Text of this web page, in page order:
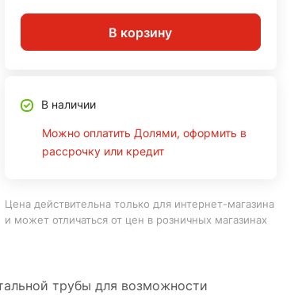
В корзину
В наличии
Можно оплатить Долями, оформить в
рассрочку или кредит
Цена действительна только для интернет-магазина
и может отличаться от цен в розничных магазинах
трубы для возможности